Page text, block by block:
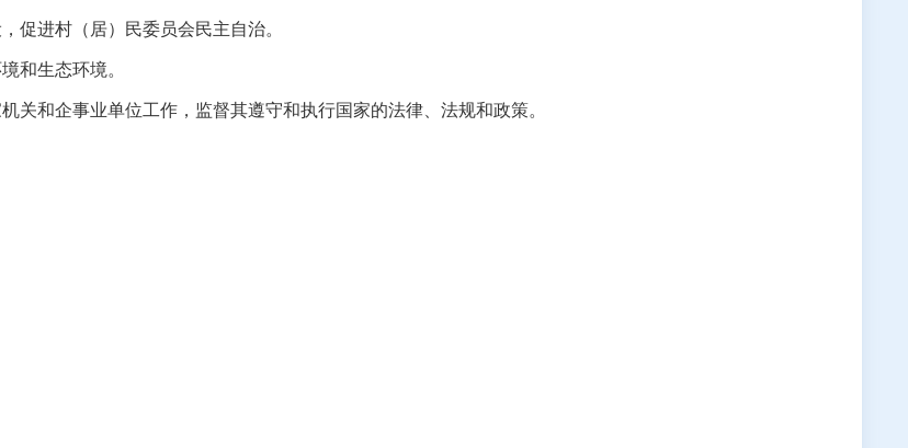
促进村（居）民委员会民主自治。
和生态环境。
关和企事业单位工作，监督其遵守和执行国家的法律、法规和政策。